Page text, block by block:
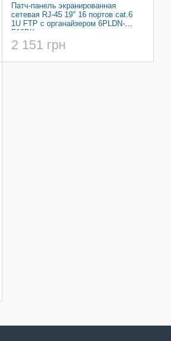
Патч-панель экранированная
сетевая RJ-45 19" 16 портов cat.6
1U FTP с органайзером 6PLDN-
F16BK
2 151 грн